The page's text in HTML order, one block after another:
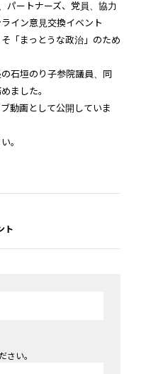
パートナーズ、党員、協力
イン意見交換イベント
「まっとうな政治」のため
石垣のり子参院議員、同
ました。
動画として公開していま
。
ト
さい。